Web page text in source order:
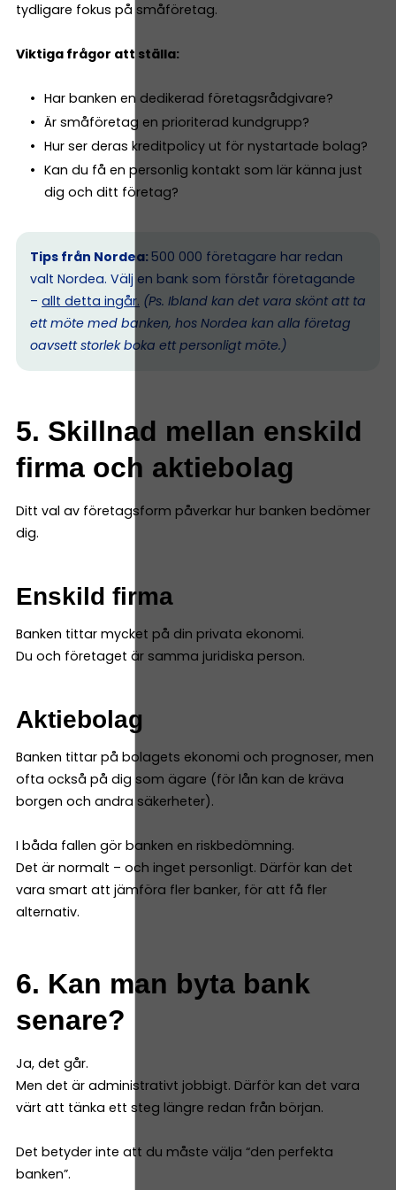
tydligare fokus på småföretag.
Viktiga frågor att ställa:
Har banken en dedikerad företagsrådgivare?
Är småföretag en prioriterad kundgrupp?
Hur ser deras kreditpolicy ut för nystartade bolag?
Kan du få en personlig kontakt som lär känna just
dig och ditt företag?
Tips från Nordea: 500 000 företagare har redan
valt Nordea. Välj en bank som förstår företagande
– allt detta ingår. (Ps. Ibland kan det vara skönt att ta
ett möte med banken, hos Nordea kan alla företag
oavsett storlek boka ett personligt möte.)
5. Skillnad mellan enskild
firma och aktiebolag
Ditt val av företagsform påverkar hur banken bedömer
dig.
Enskild firma
Banken tittar mycket på din privata ekonomi.
Du och företaget är samma juridiska person.
Aktiebolag
Banken tittar på bolagets ekonomi och prognoser, men
ofta också på dig som ägare (för lån kan de kräva
borgen och andra säkerheter).
I båda fallen gör banken en riskbedömning.
Det är normalt – och inget personligt. Därför kan det
vara smart att jämföra fler banker, för att få fler
alternativ.
6. Kan man byta bank
senare?
Ja, det går.
Men det är administrativt jobbigt. Därför kan det vara
värt att tänka ett steg längre redan från början.
Det betyder inte att du måste välja “den perfekta
banken”.